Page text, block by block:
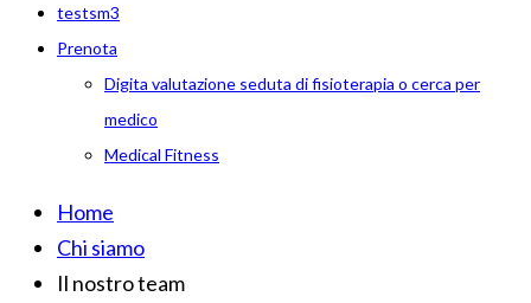
testsm3
Prenota
Digita valutazione seduta di fisioterapia o cerca per
medico
Medical Fitness
Home
Chi siamo
Il nostro team